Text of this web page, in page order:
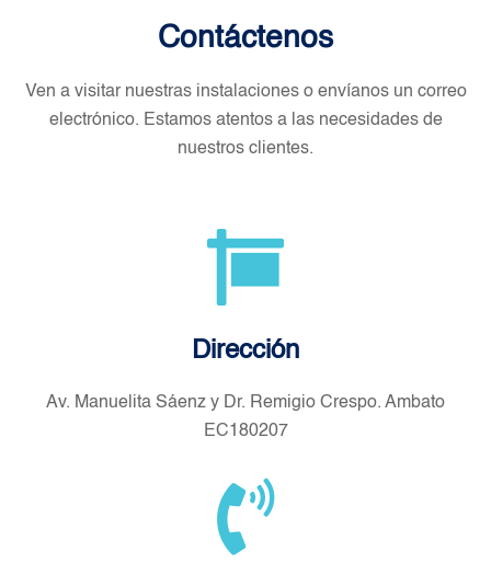
Contáctenos
Ven a visitar nuestras instalaciones o envíanos un correo
electrónico. Estamos atentos a las necesidades de
nuestros clientes.
Dirección
Av. Manuelita Sáenz y Dr. Remigio Crespo. Ambato
EC180207